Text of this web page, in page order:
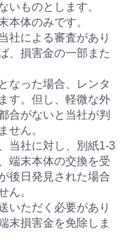
いものとします。
本体のみです。
社による審査があり
、損害金の一部また
なった場合、レンタ
す。但し、軽微な外
合がないと当社が判
せん。
当社に対し、別紙1-3
端末本体の交換を受
後日発見された場合
ん。
いただく必要があり
末損害金を免除しま